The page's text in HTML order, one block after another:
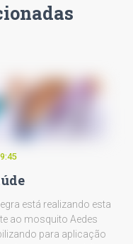
está realizando esta
ao mosquito Aedes
para aplicação